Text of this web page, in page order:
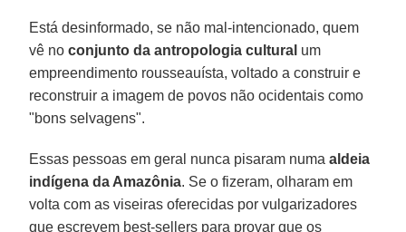
Está desinformado, se não mal-intencionado, quem
vê no conjunto da antropologia cultural um
empreendimento rousseauísta, voltado a construir e
reconstruir a imagem de povos não ocidentais como
"bons selvagens".
Essas pessoas em geral nunca pisaram numaaldeia
indígena da Amazônia. Se o fizeram, olharam em
volta com as viseiras oferecidas por vulgarizadores
que escrevem best-sellers para provar que os